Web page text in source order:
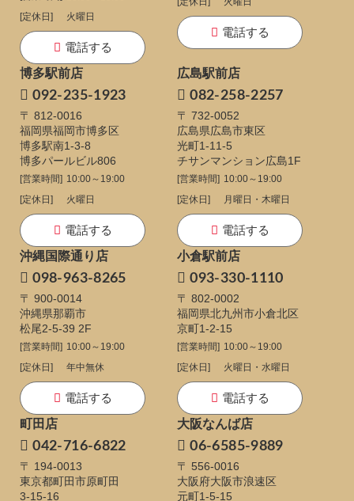
[定休日]
火曜日
電話する
電話する
博多駅前店
092-235-1923
〒 812-0016
福岡県福岡市博多区
博多駅南1-3-8
博多パールビル806
[営業時間] 10:00～19:00
[定休日]
火曜日
電話する
広島駅前店
082-258-2257
〒 732-0052
広島県広島市東区
光町1-11-5
チサンマンション広島1F
[営業時間] 10:00～19:00
[定休日]
月曜日・木曜日
電話する
沖縄国際通り店
098-963-8265
〒 900-0014
沖縄県那覇市
松尾2-5-39 2F
[営業時間] 10:00～19:00
[定休日]
年中無休
電話する
小倉駅前店
093-330-1110
〒 802-0002
福岡県北九州市小倉北区
京町1-2-15
[営業時間] 10:00～19:00
[定休日]
火曜日・水曜日
電話する
町田店
042-716-6822
〒 194-0013
東京都町田市原町田
3-15-16
大阪なんば店
06-6585-9889
〒 556-0016
大阪府大阪市浪速区
元町1-5-15